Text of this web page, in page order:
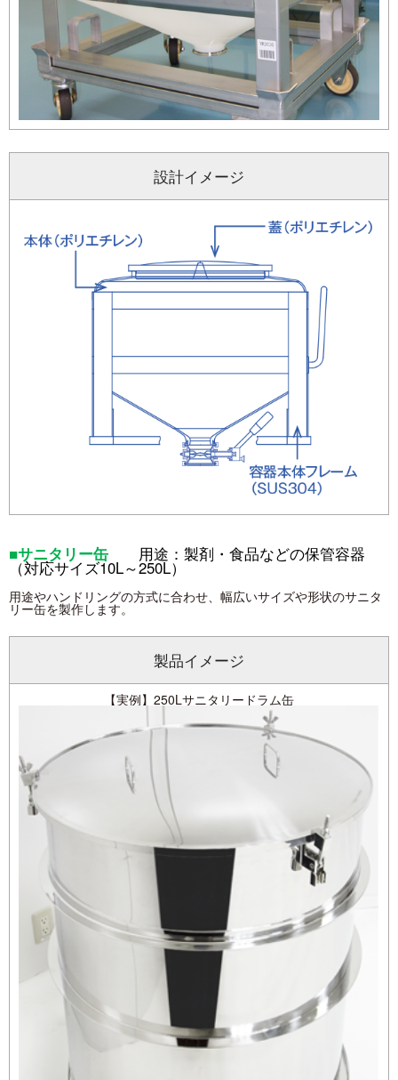
設計イメージ
■サニタリー缶 用途：製剤・食品などの保管容器
（対応サイズ10L～250L）
用途やハンドリングの方式に合わせ、幅広いサイズや形状のサニタ
リー缶を製作します。
製品イメージ
【実例】250Lサニタリードラム缶